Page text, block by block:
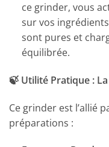
ce grinder, vous
sur vos
sont pures et
équilibrée.
🍃 Utilité Pratique :
Ce grinder est l’allié
préparations :